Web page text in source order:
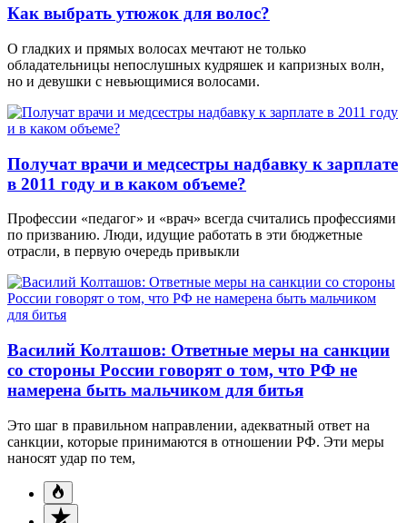
Как выбрать утюжок для волос?
О гладких и прямых волосах мечтают не только
обладательницы непослушных кудряшек и капризных волн,
но и девушки с невьющимися волосами.
Получат врачи и медсестры надбавку к зарплате
в 2011 году и в каком объеме?
Профессии «педагог» и «врач» всегда считались профессиями
по призванию. Люди, идущие работать в эти бюджетные
отрасли, в первую очередь привыкли
Василий Колташов: Ответные меры на санкции
со стороны России говорят о том, что РФ не
намерена быть мальчиком для битья
Это шаг в правильном направлении, адекватный ответ на
санкции, которые принимаются в отношении РФ. Эти меры
наносят удар по тем,